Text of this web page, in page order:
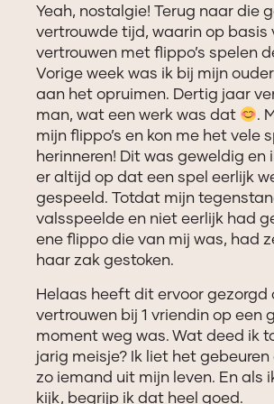
Yeah, nostalgie! Terug naar die
vertrouwde tijd, waarin op basis
vertrouwen met flippo’s spelen
Vorige week was ik bij mijn
aan het opruimen. Dertig jaar
man, wat een werk was dat
.
mijn flippo’s en kon me het vele
herinneren! Dit was geweldig en
er altijd op dat een spel eerlijk
gespeeld. Totdat mijn
valsspeelde en niet eerlijk had
ene flippo die van mij was, had
haar zak gestoken.
Helaas heeft dit ervoor gezorgd
vertrouwen bij 1 vriendin op een
moment weg was. Wat deed ik
jarig meisje? Ik liet het
zo iemand uit mijn leven. En als
kijk, begrijp ik dat heel goed.